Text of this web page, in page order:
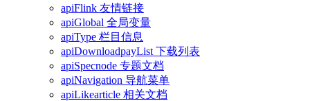
apiFlink 友情链接
apiGlobal 全局变量
apiType 栏目信息
apiDownloadpayList 下载列表
apiSpecnode 专题文档
apiNavigation 导航菜单
apiLikearticle 相关文档